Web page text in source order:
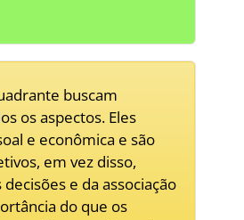
buscam
os aspectos. Eles
e econômica e são
em vez disso,
e da associação
do que os